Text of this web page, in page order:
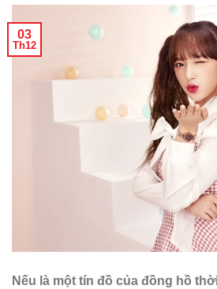
03
Th12
Nếu là một tín đồ của đồng hồ